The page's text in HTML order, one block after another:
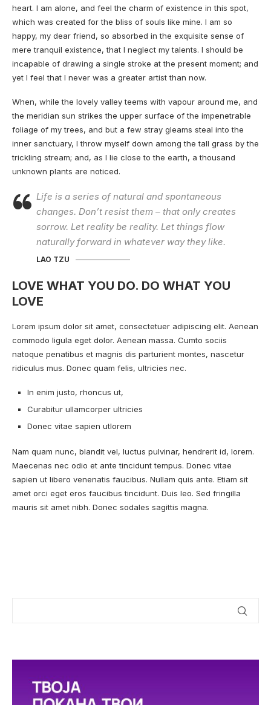
heart. I am alone, and feel the charm of existence in this spot,
which was created for the bliss of souls like mine. I am so
happy, my dear friend, so absorbed in the exquisite sense of
mere tranquil existence, that I neglect my talents. I should be
incapable of drawing a single stroke at the present moment; and
yet I feel that I never was a greater artist than now.
When, while the lovely valley teems with vapour around me, and
the meridian sun strikes the upper surface of the impenetrable
foliage of my trees, and but a few stray gleams steal into the
inner sanctuary, I throw myself down among the tall grass by the
trickling stream; and, as I lie close to the earth, athousand
unknown plants are noticed.
Life is a series of natural and spontaneous
changes. Don’t resist them – that only creates
sorrow. Let reality be reality. Let things flow
naturally forward in whatever way they like.
LAO TZU
LOVE WHAT YOU DO. DO WHAT YOU
LOVE
Lorem ipsum dolor sit amet, consectetuer adipiscing elit. Aenean
commodo ligula eget dolor. Aenean massa. Cumto sociis
natoque penatibus et magnis dis parturient montes, nascetur
ridiculus mus. Donec quam felis, ultricies nec.
In enim justo, rhoncus ut,
Curabitur ullamcorper ultricies
Donec vitae sapien utlorem
Nam quam nunc, blandit vel, luctus pulvinar, hendrerit id, lorem.
Maecenas nec odio et ante tincidunt tempus. Donec vitae
sapien ut libero venenatis faucibus. Nullam quis ante. Etiam sit
amet orci eget eros faucibus tincidunt. Duis leo. Sed fringilla
mauris sit amet nibh. Donec sodales sagittis magna.